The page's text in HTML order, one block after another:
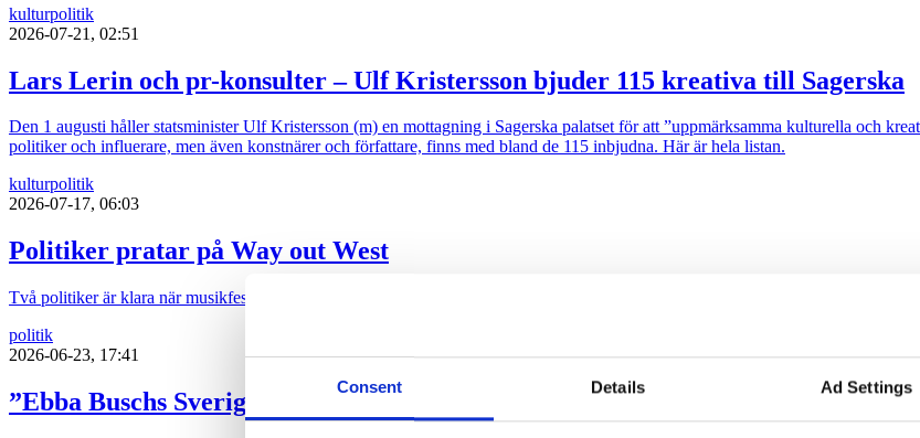
Consent Details Ad Settings
kulturpolitik
2026-07-21, 02:51
Lars Lerin och pr-konsulter – Ulf Kristersson bjuder 115 kreativa till Sagerska
Den 1 augusti håller statsminister Ulf Kristersson (m) en mottagning i Sagerska palatset för att ”uppmärksamma kulturella och
politiker och influerare, men även konstnärer och författare, finns med bland de 115 inbjudna. Här är hela listan.
kulturpolitik
2026-07-17, 06:03
Politiker pratar på Way out West
Två politiker är klara när musikfestivalen Way out West återinför samtal i programmet. Programledare är Messiah Hallberg, som
politik
2026-06-23, 17:41
”Ebba Buschs Sverigedröm kräver hårdare auktoritet”